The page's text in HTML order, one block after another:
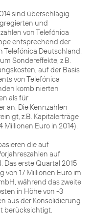
sind überschlägig
und
von Telefónica
entsprechend der
Deutschland.
Sondereffekte, z.B.
auf der Basis
von Telefónica
kombinierten
als für
an. Die Kennzahlen
z.B. Kapitalerträge
Euro in 2014).
die auf
auf
Das erste Quartal 2015
von 17 Millionen Euro im
während das zweite
in Höhe von -3
aus der Konsolidierung
berücksichtigt.